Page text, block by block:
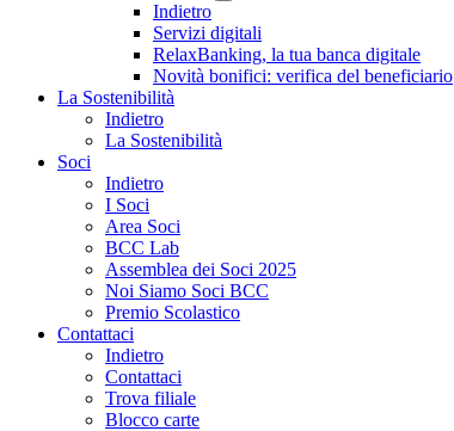
Indietro
Servizi digitali
RelaxBanking, la tua banca digitale
Novità bonifici: verifica del beneficiario
La Sostenibilità
Indietro
La Sostenibilità
Soci
Indietro
I Soci
Area Soci
BCC Lab
Assemblea dei Soci 2025
Noi Siamo Soci BCC
Premio Scolastico
Contattaci
Indietro
Contattaci
Trova filiale
Blocco carte